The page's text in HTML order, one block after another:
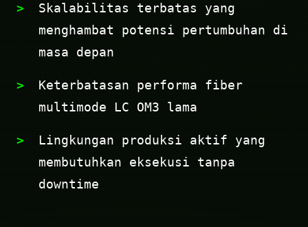
Skalabilitas terbatas yang
menghambat potensi pertumbuhan di
masa depan
Keterbatasan performa fiber
multimode LC OM3 lama
Lingkungan produksi aktif yang
membutuhkan eksekusi tanpa
downtime